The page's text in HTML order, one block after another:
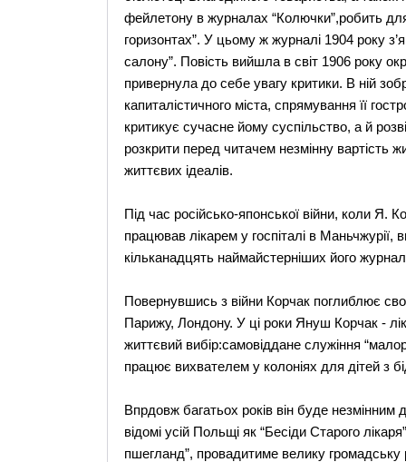
фейлетону в журналах “Колючки”,робить
горизонтах”. У цьому ж журналі 1904 року
салону”. Повість вийшла в світ 1906 року
привернула до себе увагу критики. В ній
капиталістичного міста, спрямування її
критикує сучасне йому суспільство, а й
розкрити перед читачем незмінну вартість
життєвих ідеалів.
Під час російсько-японської війни, коли Я.
працював лікарем у госпіталі в Маньчжурії,
кільканадцять наймайстерніших його
Повернувшись з війни Корчак поглиблює
Парижу, Лондону. У ці роки Януш Корчак -
життєвий вибір:самовіддане служіння
працює вихвателем у колоніях для дітей з
Впрдовж багатьох років він буде незмінним
відомі усій Польщі як “Бесіди Старого
пшегланд”, провадитиме велику громадську